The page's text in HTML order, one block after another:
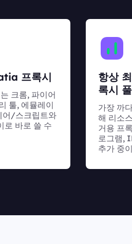
프록시
크롬, 파이어
툴, 에뮬레이
어/스크립트와
로 바로 쓸 수
항상
록시 풀
가장 까
해 리소
거용 프
로그램,
추가 중